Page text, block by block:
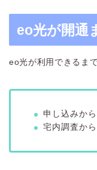
eo光が開通
eo光が利用できるま
申し込みか
宅内調査か